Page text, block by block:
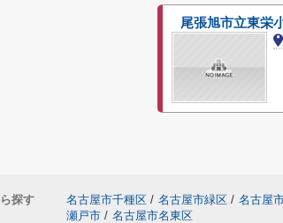
尾張旭市立東栄
探す 名古屋市千種区 / 名古屋市緑区 / 名古屋
瀬戸市 / 名古屋市名東区